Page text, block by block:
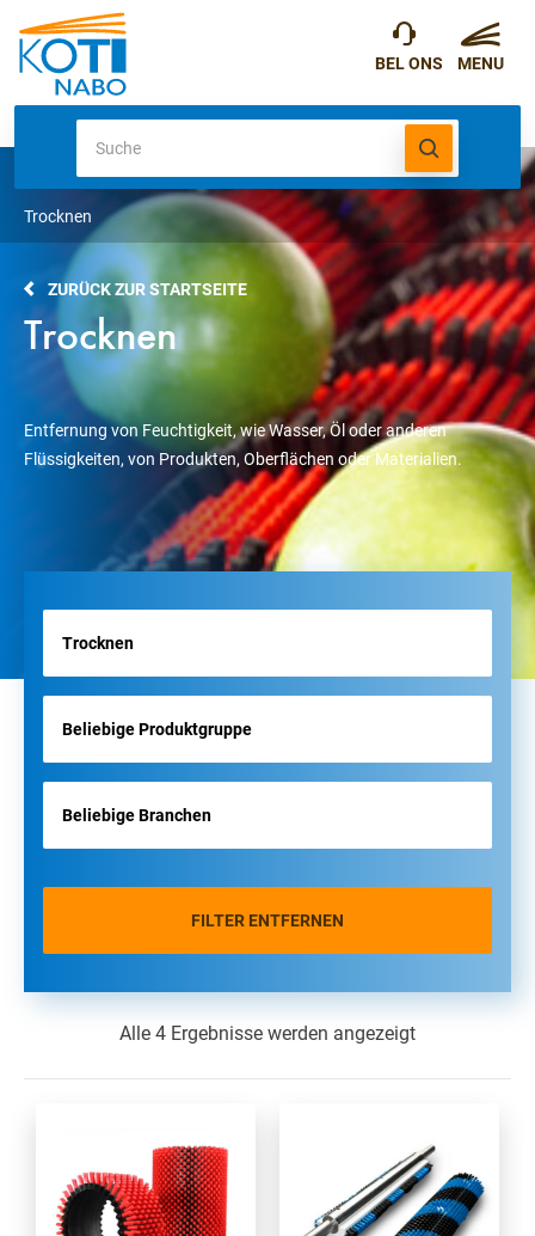
Trocknen
ZURÜCK ZUR STARTSEITE
Trocknen
Entfernung von Feuchtigkeit, wie Wasser, Öl oder anderen
Flüssigkeiten, von Produkten, Oberflächen oder Materialien.
FILTER ENTFERNEN
Alle 4 Ergebnisse werden angezeigt